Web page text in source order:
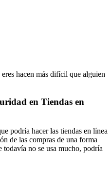
hacen más difícil que alguien
en Tiendas en
podría hacer las tiendas en línea
de las compras de una forma
todavía no se usa mucho, podría